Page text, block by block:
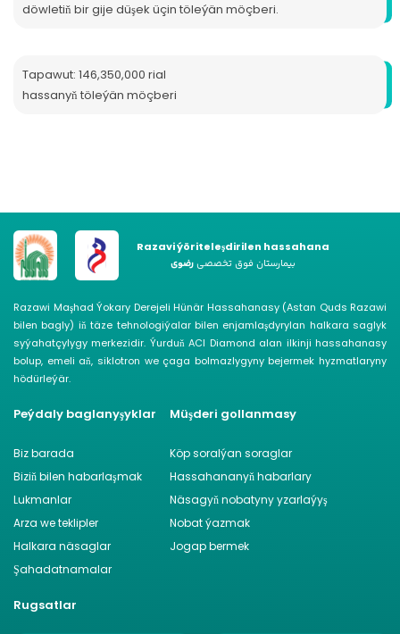
döwletiň bir gije düşek üçin töleýän möçberi.
Tapawut: 146,350,000 rial
hassanyň töleýän möçberi
Razavi ýöriteleşdirilen hassahana
بیمارستان فوق تخصصیرضوی
Razawi Maşhad Ýokary Derejeli Hünär Hassahanasy (Astan Quds Razawi
bilen bagly) iň täze tehnologiýalar bilen enjamlaşdyrylan halkara saglyk
syýahatçylygy merkezidir. Ýurduň ACI Diamond alan ilkinji hassahanasy
bolup, emeli aň, siklotron we çaga bolmazlygyny bejermek hyzmatlaryny
hödürleýär.
Peýdaly baglanyşyklar
Biz barada
Biziň bilen habarlaşmak
Lukmanlar
Arza we teklipler
Halkara näsaglar
Şahadatnamalar
Müşderi gollanmasy
Köp soralýan soraglar
Hassahananyň habarlary
Näsagyň nobatyny yzarlaýyş
Nobat ýazmak
Jogap bermek
Rugsatlar